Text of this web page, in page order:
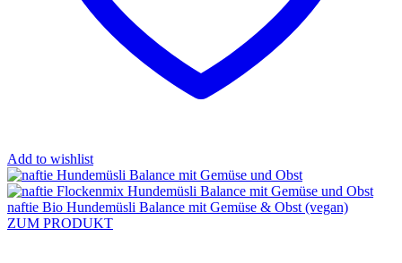
Add to wishlist
naftie Bio Hundemüsli Balance mit Gemüse & Obst (vegan)
ZUM PRODUKT